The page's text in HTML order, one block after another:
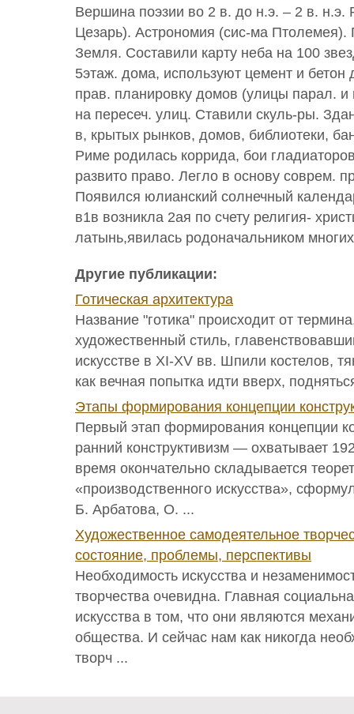
Вершина поэзии во 2 в. до н.э. – 2 в. н.э.
Цезарь). Астрономия (сис-ма Птолемея).
Земля. Составили карту неба на 100
5этаж. дома, используют цемент и бетон
прав. планировку домов (улицы парал.
на пересеч. улиц. Ставили скуль-ры.
в, крытых рынков, домов, библиотеки,
Риме родилась коррида, бои
развито право. Легло в основу соврем.
Появился юлианский солнечный
в1в возникла 2ая по счету религия-
латынь,явилась родоначальником
Другие публикации:
Готическая архитектура
Название "готика" происходит от
художественный стиль,
искусстве в XI-XV вв. Шпили костелов,
как вечная попытка идти вверх,
Этапы формирования концепции
Первый этап формирования концепции
ранний конструктивизм — охватывает
время окончательно складывается
«производственного искусства»,
Б. Арбатова, О. ...
Художественное самодеятельное
состояние, проблемы, перспективы
Необходимость искусства и
творчества очевидна. Главная
искусства в том, что они являются
общества. И сейчас нам как никогда
творч ...